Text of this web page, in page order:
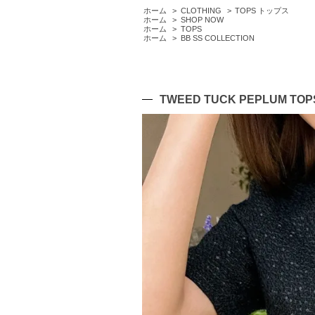
ホーム > CLOTHING > TOPS トップス
ホーム
> SHOP NOW
ホーム
> TOPS
ホーム
> BB SS COLLECTION
TWEED TUCK PEPLUM